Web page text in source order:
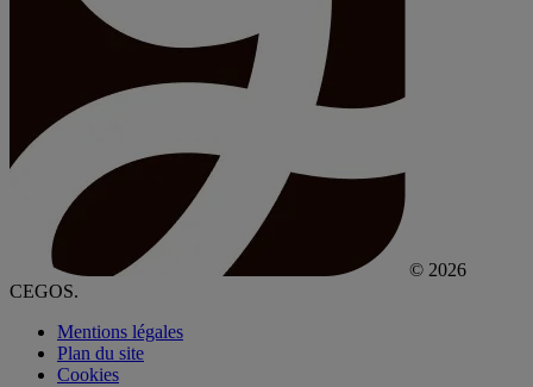
© 2026
CEGOS.
Mentions légales
Plan du site
Cookies